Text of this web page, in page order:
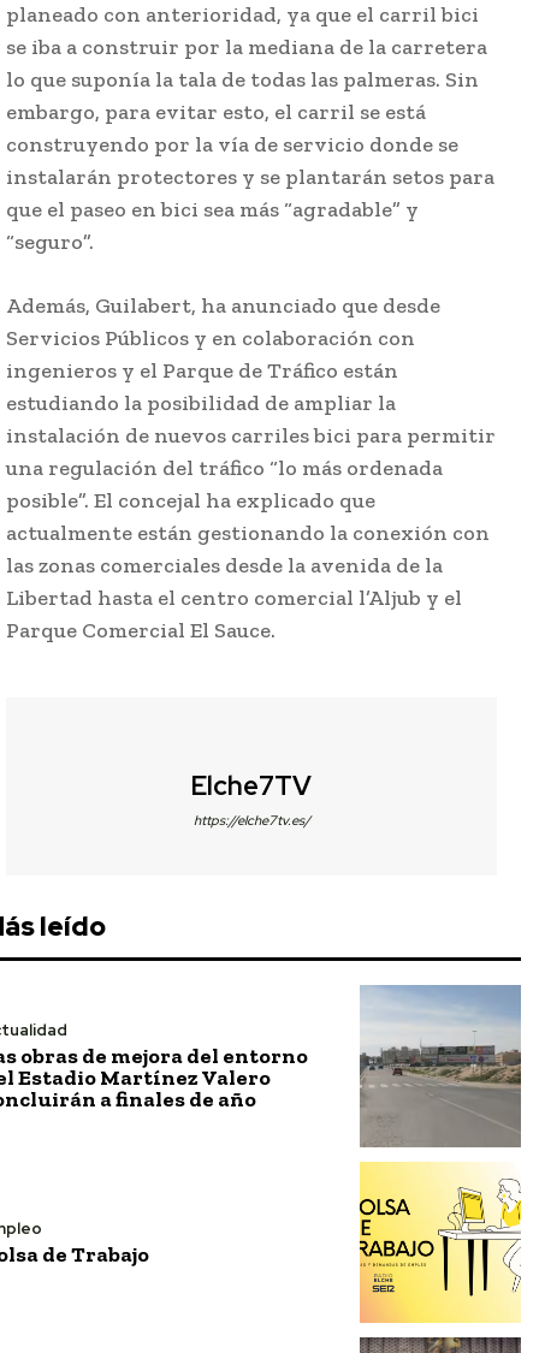
planeado con anterioridad, ya que el carril bici
se iba a construir por la mediana de la carretera
lo que suponía la tala de todas las palmeras. Sin
embargo, para evitar esto, el carril se está
construyendo por la vía de servicio donde se
instalarán protectores y se plantarán setos para
que el paseo en bici sea más “agradable” y
“seguro”.
Además, Guilabert, ha anunciado que desde
Servicios Públicos y en colaboración con
ingenieros y el Parque de Tráfico están
estudiando la posibilidad de ampliar la
instalación de nuevos carriles bici para permitir
una regulación del tráfico “lo más ordenada
posible”. El concejal ha explicado que
actualmente están gestionando la conexión con
las zonas comerciales desde la avenida de la
Libertad hasta el centro comercial l’Aljub y el
Parque Comercial El Sauce.
Elche7TV
https://elche7tv.es/
leído
obras de mejora del entorno
Estadio Martínez Valero
a finales de año
de Trabajo